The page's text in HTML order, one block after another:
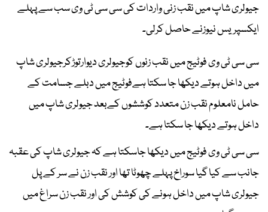
جیولری شاپ میں نقب زنی واردات کی سی سی ٹی وی سب سے پہلے
ایکسپریس نیوزنے حاصل کرلی۔
سی سی ٹی وی فوٹیج میں نقب زنوں کوجیولری دیوارتوڑکرجیولری شاپ
میں داخل ہوتے دیکھا جا سکتا ہےفوٹیج میں دبلے جسامت کے
حامل نامعلوم نقب زن متعدد کوششوں کےبعد جیولری شاپ میں
داخل ہوتے دیکھا جا سکتا ہے۔
سی سی ٹی وی فوٹیج میں دیکھا جاسکتا ہے کہ جیولری شاپ کی عقبہ
جانب سے کیا گیا سوراخ پہلے چھوٹا تھا اور نقب زن نے سر کے پل
جیولری شاپ میں داخل ہونے کی کوشش کی اور نقب زن سراغ میں